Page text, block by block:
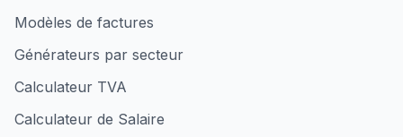
Modèles de factures
Générateurs par secteur
Calculateur TVA
Calculateur de Salaire